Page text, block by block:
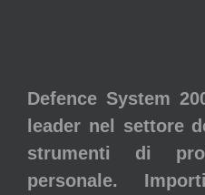
Defence System
leader nel settore
strumenti di
personale.